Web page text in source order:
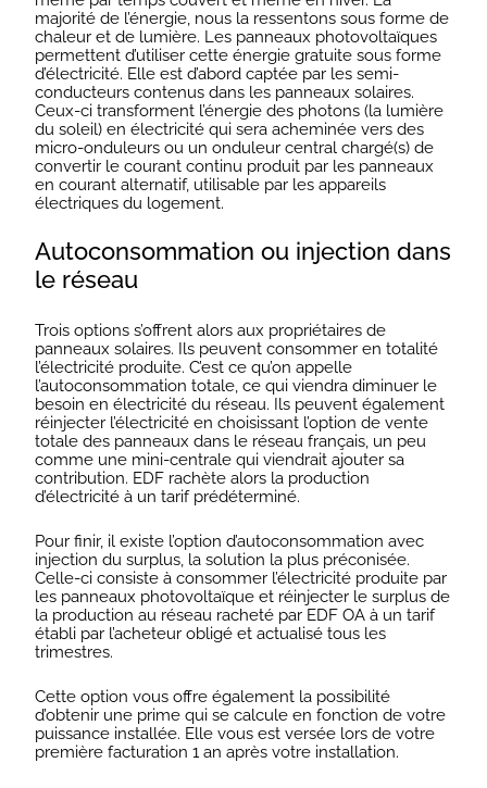
majorité de l’énergie, nous la ressentons sous forme de
chaleur et de lumière. Les panneaux photovoltaïques
permettent d’utiliser cette énergie gratuite sous forme
d’électricité. Elle est d’abord captée par les semi-
conducteurs contenus dans les panneaux solaires.
Ceux-ci transforment l’énergie des photons (la lumière
du soleil) en électricité qui sera acheminée vers des
micro-onduleurs ou un onduleur central chargé(s) de
convertir le courant continu produit par les panneaux
en courant alternatif, utilisable par les appareils
électriques du logement.
Autoconsommation ou injection dans
le réseau
Trois options s’offrent alors aux propriétaires de
panneaux solaires. Ils peuvent consommer en totalité
l’électricité produite. C’est ce qu’on appelle
l’autoconsommation totale, ce qui viendra diminuer le
besoin en électricité du réseau. Ils peuvent également
réinjecter l’électricité en choisissant l’option de vente
totale des panneaux dans le réseau français, un peu
comme une mini-centrale qui viendrait ajouter sa
contribution. EDF rachète alors la production
d’électricité à un tarif prédéterminé.
Pour finir, il existe l’option d’autoconsommation avec
injection du surplus, la solution la plus préconisée.
Celle-ci consiste à consommer l’électricité produite par
les panneaux photovoltaïque et réinjecter le surplus de
la production au réseau racheté par EDF OA à un tarif
établi par l’acheteur obligé et actualisé tous les
trimestres.
Cette option vous offre également la possibilité
d’obtenir une prime qui se calcule en fonction de votre
puissance installée. Elle vous est versée lors de votre
première facturation 1 an après votre installation.